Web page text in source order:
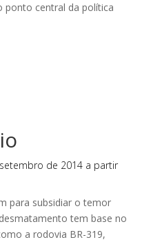
ponto central da política
de 2014 a partir
para subsidiar o temor
tem base no
a rodovia BR-319,